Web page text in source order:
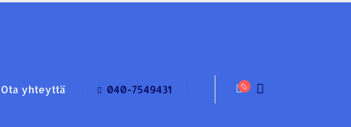
Ota yhteyttä 040-7549431